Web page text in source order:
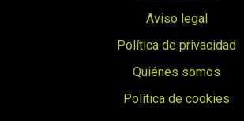
Aviso legal
Política de privacidad
Quiénes somos
Política de cookies